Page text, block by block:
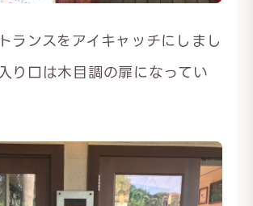
ランスをアイキャッチにしまし
り口は木目調の扉になってい